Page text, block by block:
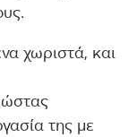
χωριστά, και
της με